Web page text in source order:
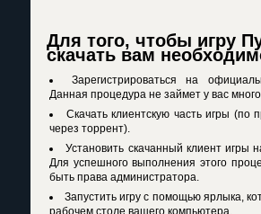
Для того, чтобы игру
скачать вам
Зарегистрироваться на
Данная процедура не займет у вас
Скачать клиентскую часть игры (по
через торрент).
Установить скачанный клиент игры
Для успешного выполнения этого
быть права администратора.
Запустить игру с помощью ярлыка,
рабочем столе вашего компьютера.